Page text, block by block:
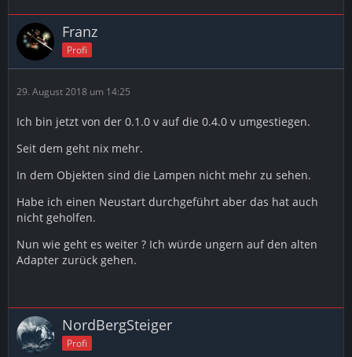
Franz
Profi
29. August 2018 um 14:25
Ich bin jetzt von der 0.1.0 v auf die 0.4.0 v umgestiegen.
Seit dem geht nix mehr.
In dem Objekten sind die Lampen nicht mehr zu sehen.
Habe ich einen Neustart durchgeführt aber das hat auch
nicht geholfen.
Nun wie geht es weiter ? Ich würde ungern auf den alten
Adapter zurück gehen.
NordBergSteiger
Profi